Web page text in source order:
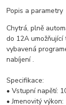
Popis a parametry
Chytrá, plně
do 12A
vybavená
nabíjení .
Specifikace:
• Vstupní napětí:
• Jmenovitý